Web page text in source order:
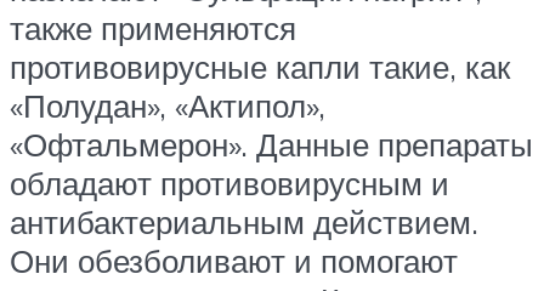
также применяются
противовирусные капли такие, как
«Полудан», «Актипол»,
«Офтальмерон». Данные препараты
обладают противовирусным и
антибактериальным действием.
Они обезболивают и помогают